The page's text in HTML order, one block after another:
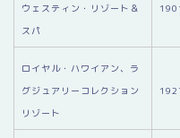
ウェスティン・リゾート＆
スパ
ロイヤル・ハワイアン、ラ
グジュアリーコレクション
リゾート